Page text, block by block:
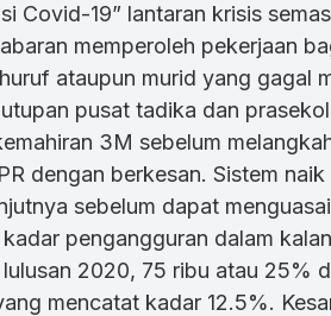
Covid-19” lantaran krisis
memperoleh pekerjaan
ataupun murid yang gagal
pusat tadika dan
3M sebelum
dengan berkesan. Sistem
sebelum dapat
pengangguran dalam
2020, 75 ribu atau 25%
mencatat kadar 12.5%.